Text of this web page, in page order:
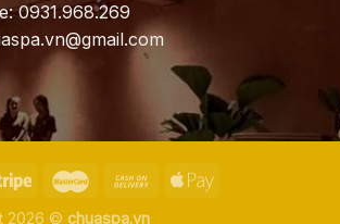
0931.968.269
2026 © chuaspa.vn